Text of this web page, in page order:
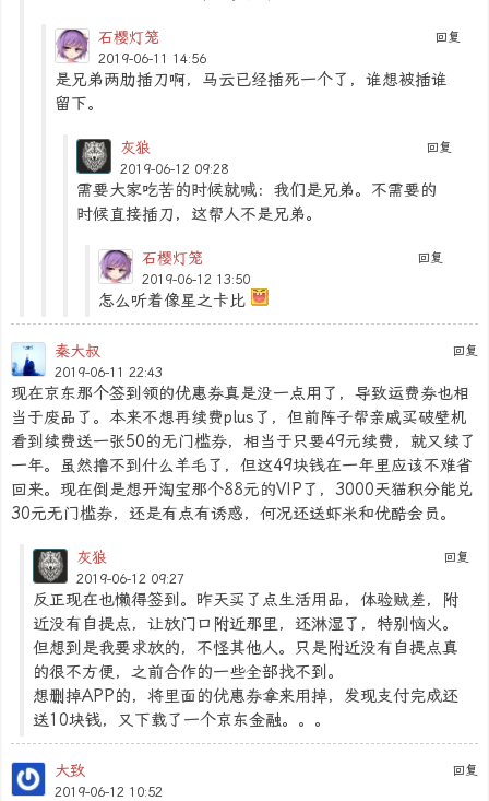
回复
石樱灯笼
2019-06-11 14:56
是兄弟两肋插刀啊，马云已经插死一个了，谁想被插谁
留下。
回复
灰狼
2019-06-12 09:28
需要大家吃苦的时候就喊：我们是兄弟。不需要的
时候直接插刀，这帮人不是兄弟。
回复
石樱灯笼
2019-06-12 13:50
怎么听着像星之卡比
回复
秦大叔
2019-06-11 22:43
现在京东那个签到领的优惠券真是没一点用了，导致运费券也相
当于废品了。本来不想再续费plus了，但前阵子帮亲戚买破壁机
看到续费送一张50的无门槛券，相当于只要49元续费，就又续了
一年。虽然撸不到什么羊毛了，但这49块钱在一年里应该不难省
回来。现在倒是想开淘宝那个88元的VIP了，3000天猫积分能兑
30元无门槛券，还是有点有诱惑，何况还送虾米和优酷会员。
回复
灰狼
2019-06-12 09:27
反正现在也懒得签到。昨天买了点生活用品，体验贼差，附
近没有自提点，让放门口附近那里，还淋湿了，特别恼火。
但想到是我要求放的，不怪其他人。只是附近没有自提点真
的很不方便，之前合作的一些全部找不到。
想删掉APP的，将里面的优惠券拿来用掉，发现支付完成还
送10块钱，又下载了一个京东金融。。。
回复
大致
2019-06-12 10:52